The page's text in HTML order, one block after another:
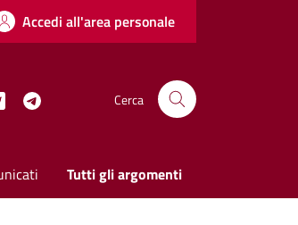
Accedi all'area personale
Twitter X Cerca
Tutti gli argomenti